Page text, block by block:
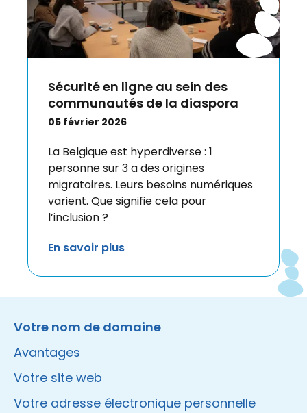
Sécurité en ligne au sein des
communautés de la diaspora
05 février 2026
La Belgique est hyperdiverse : 1
personne sur 3 a des origines
migratoires. Leurs besoins numériques
varient. Que signifie cela pour
l’inclusion ?
En savoir plus
Votre nom de domaine
Avantages
Votre site web
Votre adresse électronique personnelle